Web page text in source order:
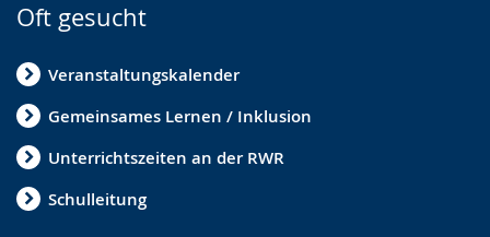
Oft gesucht
Veranstaltungskalender
Gemeinsames Lernen / Inklusion
Unterrichtszeiten an der RWR
Schulleitung